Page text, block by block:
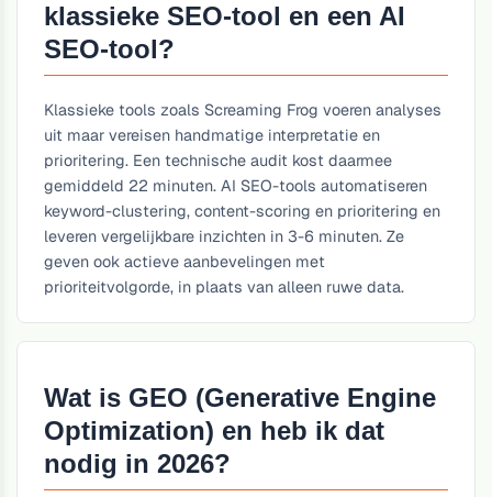
klassieke SEO-tool en een AI
SEO-tool?
Klassieke tools zoals Screaming Frog voeren analyses
uit maar vereisen handmatige interpretatie en
prioritering. Een technische audit kost daarmee
gemiddeld 22 minuten. AI SEO-tools automatiseren
keyword-clustering, content-scoring en prioritering en
leveren vergelijkbare inzichten in 3-6 minuten. Ze
geven ook actieve aanbevelingen met
prioriteitvolgorde, in plaats van alleen ruwe data.
Wat is GEO (Generative Engine
Optimization) en heb ik dat
nodig in 2026?